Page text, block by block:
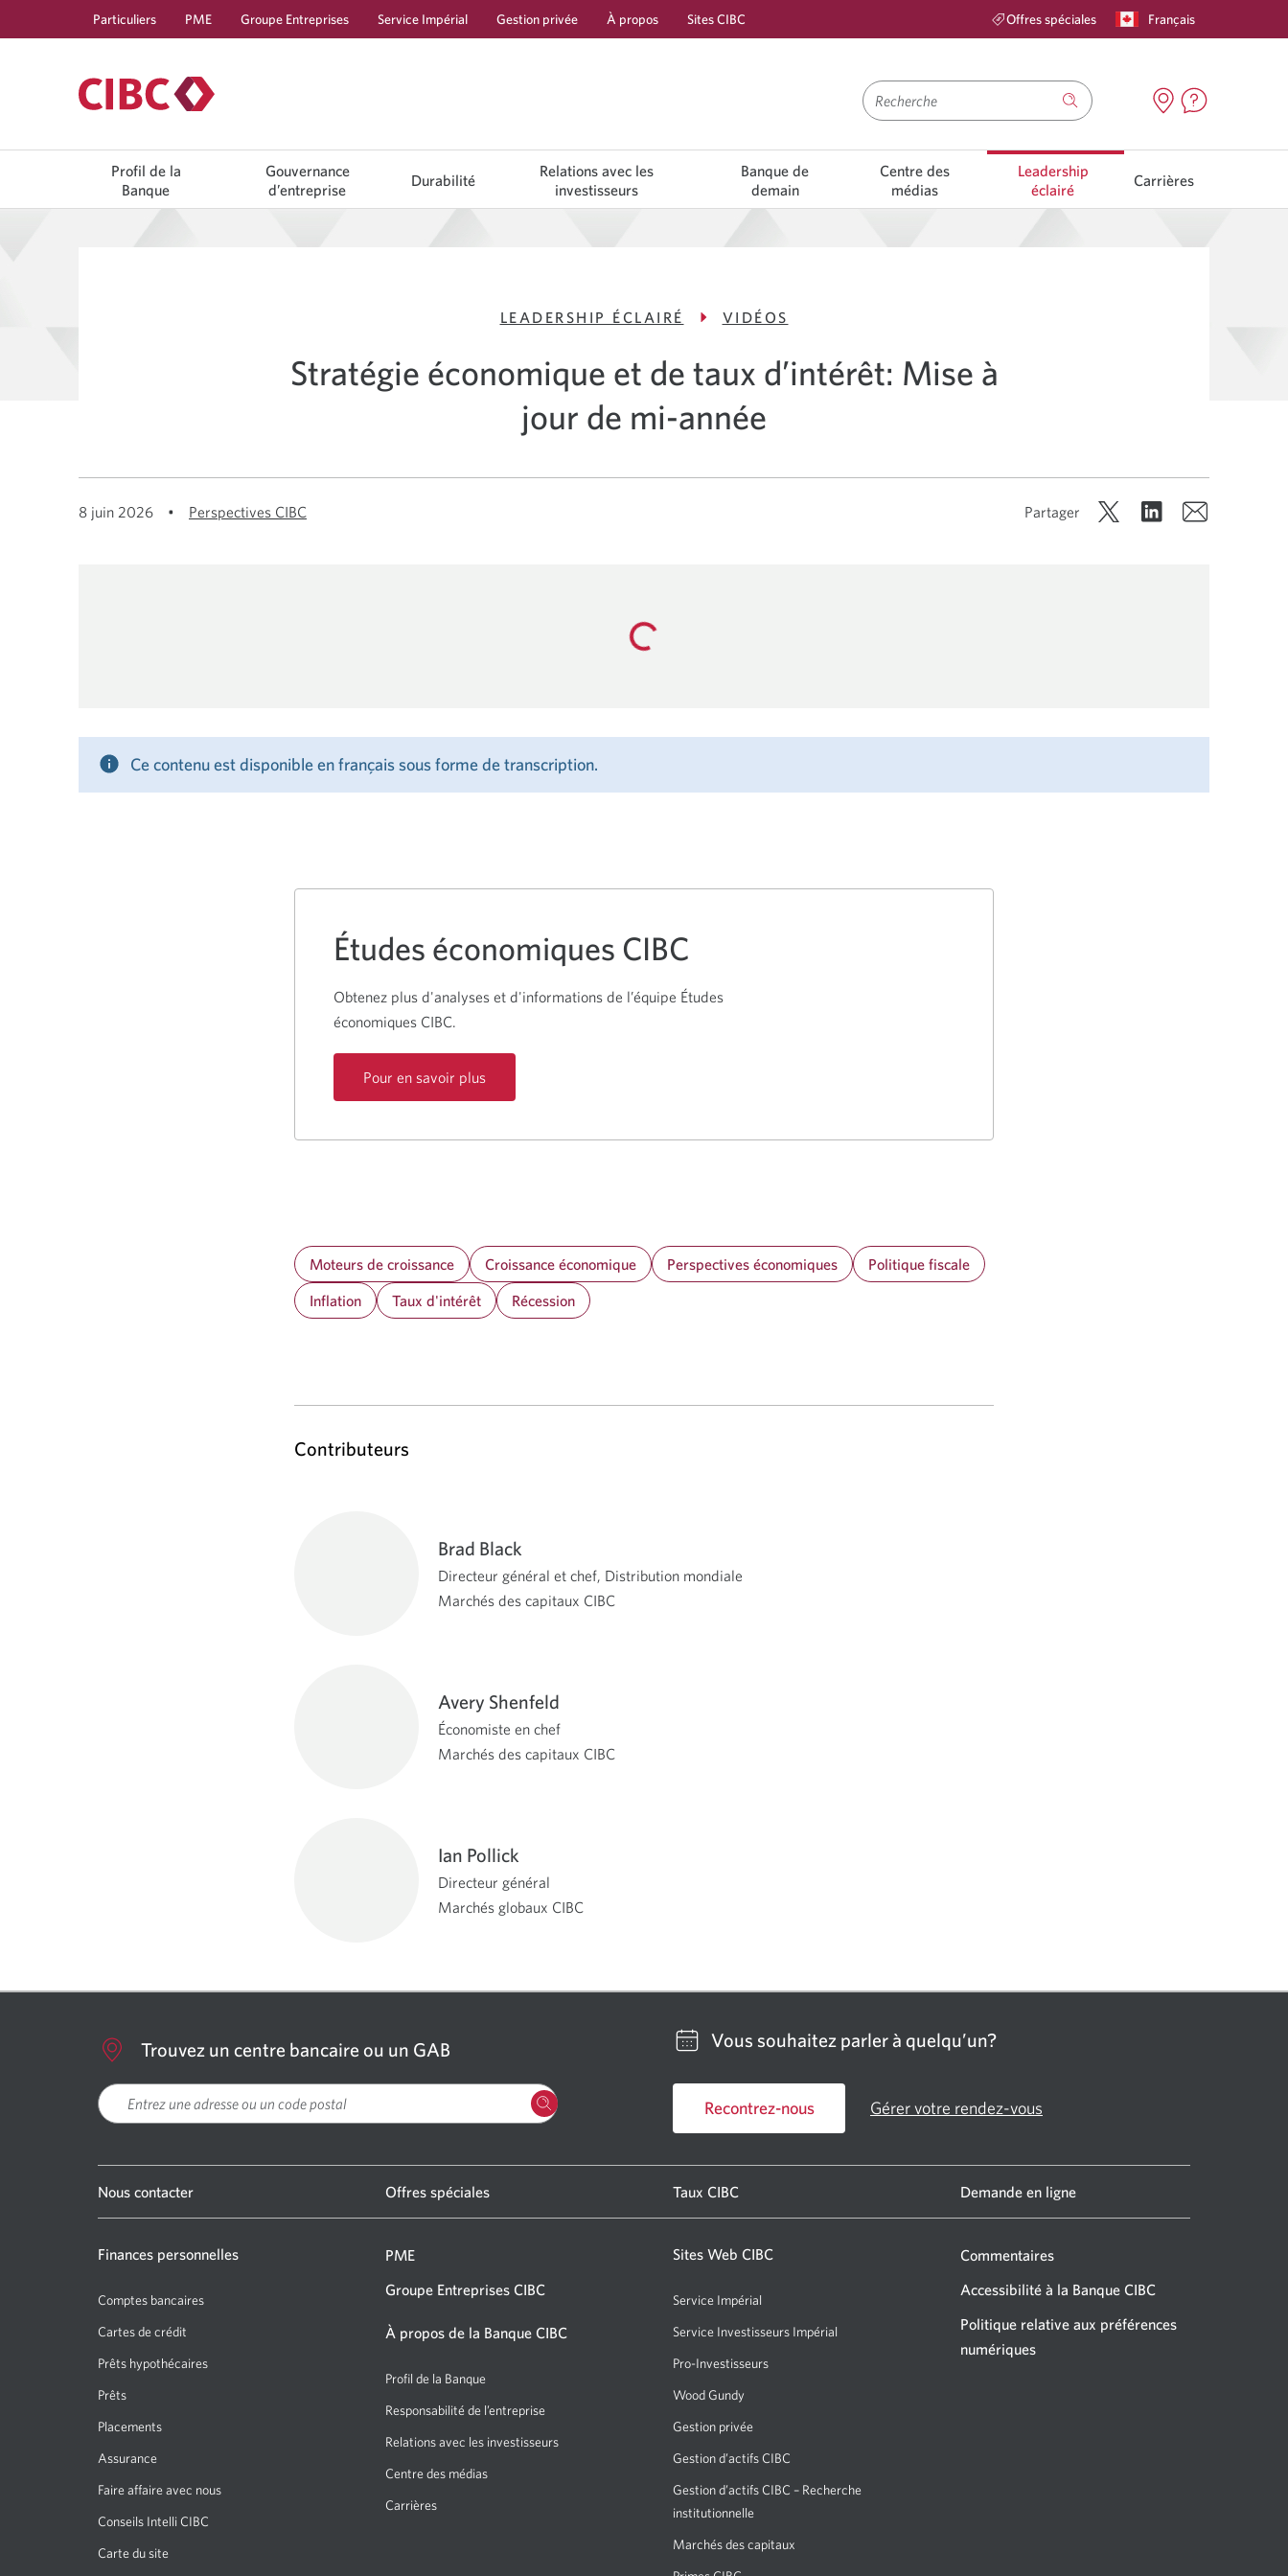
Particuliers PME Groupe Entreprises Service Impérial Gestion privée À propos Sites CIBC Offres spéciales Français
Recherche
Profil de la
Banque
Gouvernance
d’entreprise
Durabilité
Relations avec les
investisseurs
Banque de
demain
Centre des
médias
Leadership
éclairé
Carrières
LEADERSHIP ÉCLAIRÉ VIDÉOS
Stratégie économique et de taux d’intérêt: Mise à
jour de mi-année
8 juin 2026 • Perspectives CIBC Partager
MISE À JOUR DE MI-ANNÉE
Ce contenu est disponible en français sous forme de transcription.
Études économiques CIBC
Obtenez plus d'analyses et d'informations de l’équipe Études
économiques CIBC.
Pour en savoir plus
Moteurs de croissance Croissance économique Perspectives économiques
Politique fiscale
Inflation
Taux d'intérêt Récession
Contributeurs
Brad Black
Directeur général et chef, Distribution mondiale
Marchés des capitaux CIBC
Avery Shenfeld
Économiste en chef
Marchés des capitaux CIBC
Ian Pollick
Directeur général
Marchés globaux CIBC
Trouvez un centre bancaire ou un GAB Vous souhaitez parler à quelqu’un?
Recontrez-nous Gérer votre rendez-vous
Nous contacter Offres spéciales Taux CIBC Demande en ligne
Finances personnelles
Comptes bancaires
Cartes de crédit
Prêts hypothécaires
Prêts
Placements
Assurance
Faire affaire avec nous
Conseils Intelli CIBC
Carte du site
PME
Groupe Entreprises CIBC
À propos de la Banque CIBC
Profil de la Banque
Responsabilité de l’entreprise
Relations avec les investisseurs
Centre des médias
Carrières
Sites Web CIBC
Service Impérial
Service Investisseurs Impérial
Pro-Investisseurs
Wood Gundy
Gestion privée
Gestion d’actifs CIBC
Gestion d’actifs CIBC – Recherche
institutionnelle
Marchés des capitaux
Commentaires
Accessibilité à la Banque CIBC
Politique relative aux préférences
numériques